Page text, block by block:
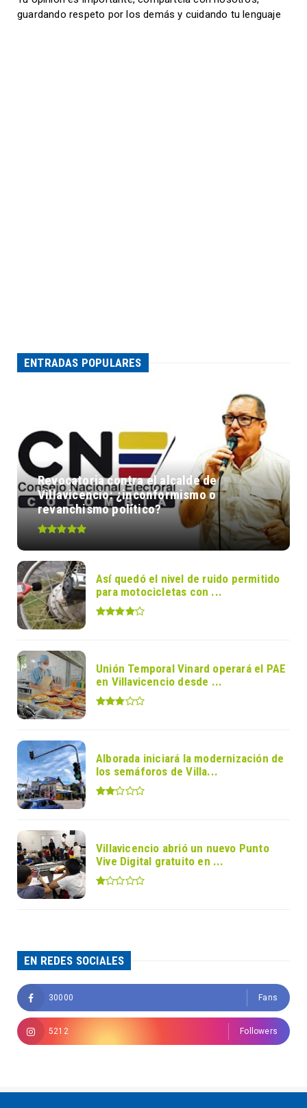
guardando respeto por los demás y cuidando tu lenguaje
ENTRADAS POPULARES
Revocatoria contra el alcalde de
Villavicencio: ¿inconformismo o
revanchismo político?
Así quedó el nivel de ruido permitido
para motocicletas con ...
Unión Temporal Vinard operará el PAE
en Villavicencio desde ...
Alborada iniciará la modernización de
los semáforos de Villa...
Villavicencio abrió un nuevo Punto
Vive Digital gratuito en ...
EN REDES SOCIALES
30000 Fans
5212 Followers